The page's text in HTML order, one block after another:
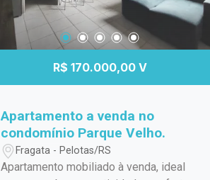
aos principais pontos da cidade,
tornando o dia a dia mais prático.
Descrição do imóvel: Situado no 3º
andar, com posição solar norte e
sacada voltada para a rua, o studio foi
com inteligência. Totalmente mobiliado
e equipado, conta com móveis sob
medida, eletrodomésticos, utensílios
domésticos e ambientes climatizados,
R$ 170.000,00 V
Apartamento a venda no
condomínio Parque Velho.
Fragata - Pelotas/RS
Apartamento mobiliado à venda, ideal